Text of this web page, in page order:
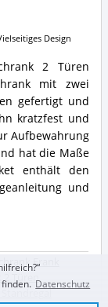
2 Türen
mit zwei
gefertigt und
kratzfest und
Aufbewahrung
hat die Maße
enthält den
und
Frank
2 Türen
Standregal
Design
Datenschutz